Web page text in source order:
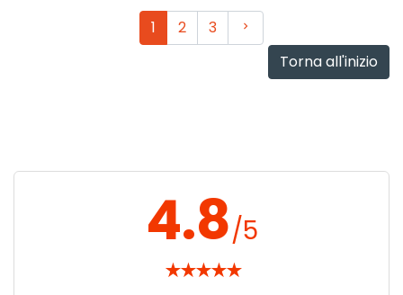
1 2 3
Avanti
Torna all'inizio
4.8/5
★★★★★